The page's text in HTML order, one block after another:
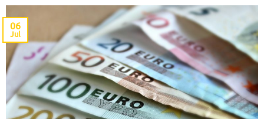
06
Jul